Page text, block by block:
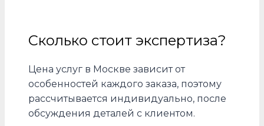
Сколько стоит экспертиза?
Цена услуг в Москве зависит от
особенностей каждого заказа, поэтому
рассчитывается индивидуально, после
обсуждения деталей с клиентом.